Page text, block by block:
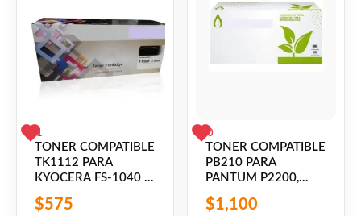
1
TONER COMPATIBLE
TK1112 PARA
KYOCERA FS-1040 /
$575
0
TONER COMPATIBLE
PB210 PARA
PANTUM P2200,
M6500NW, M6550,
$1,100